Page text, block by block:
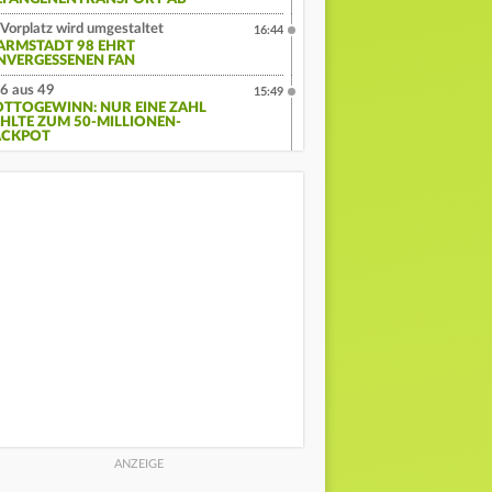
Vorplatz wird umgestaltet
98 EHRT
FAN
16:44
6 aus 49
NUR EINE ZAHL
ZUM 50-MILLIONEN-
15:49